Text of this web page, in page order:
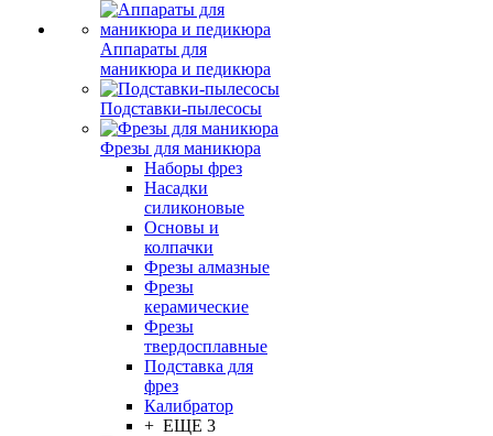
Аппараты для
маникюра и педикюра
Подставки-пылесосы
Фрезы для маникюра
Наборы фрез
Насадки
силиконовые
Основы и
колпачки
Фрезы алмазные
Фрезы
керамические
Фрезы
твердосплавные
Подставка для
фрез
Калибратор
+ ЕЩЕ 3